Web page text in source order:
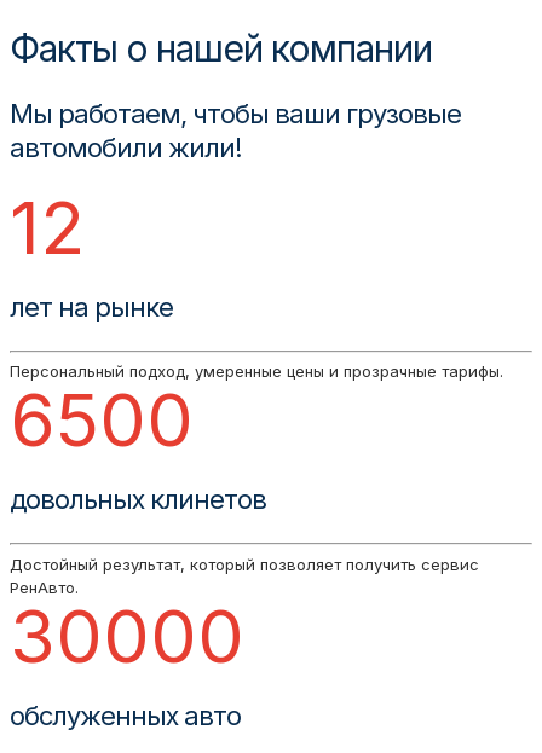
Факты о нашей компании
Мы работаем, чтобы ваши грузовые
автомобили жили!
12
лет на рынке
Персональный подход, умеренные цены и прозрачные тарифы.
6500
довольных клинетов
Достойный результат, который позволяет получить сервис
РенАвто.
30000
обслуженных авто